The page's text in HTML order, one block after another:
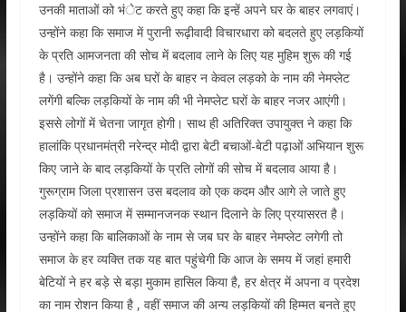
उनकी माताओं को भंेट करते हुए कहा कि इन्हें अपने घर के बाहर लगवाएं।
उन्होंने कहा कि समाज में पुरानी रूढ़ीवादी विचारधारा को बदलते हुए लड़कियों
के प्रति आमजनता की सोच में बदलाव लाने के लिए यह मुहिम शुरू की गई
है। उन्होंने कहा कि अब घरों के बाहर न केवल लड़को के नाम की नेमप्लेट
लगेंगी बल्कि लड़कियों के नाम की भी नेमप्लेट घरों के बाहर नजर आएंगी।
इससे लोगों में चेतना जागृत होगी। साथ ही अतिरिक्त उपायुक्त ने कहा कि
हालांकि प्रधानमंत्री नरेन्द्र मोदी द्वारा बेटी बचाओं-बेटी पढ़ाओं अभियान शुरू
किए जाने के बाद लड़कियों के प्रति लोगों की सोच में बदलाव आया है।
गुरूग्राम जिला प्रशासन उस बदलाव को एक कदम और आगे ले जाते हुए
लड़कियों को समाज में सम्मानजनक स्थान दिलाने के लिए प्रयासरत है।
उन्होंने कहा कि बालिकाओं के नाम से जब घर के बाहर नेमप्लेट लगेगी तो
समाज के हर व्यक्ति तक यह बात पहुंचेगी कि आज के समय में जहां हमारी
बेटियों ने हर बड़े से बड़ा मुकाम हासिल किया है, हर क्षेत्र में अपना व प्रदेश
का नाम रोशन किया है , वहीं समाज की अन्य लड़कियों की हिम्मत बनते हुए